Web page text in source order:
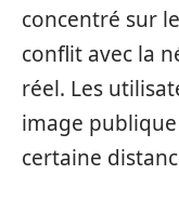
concentré sur
conflit avec la
réel. Les
image
certaine